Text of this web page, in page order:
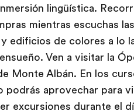
lingüística.
mientras escuchas
edificios de colores a lo
Ven a visitar la
Monte Albán. En los
podrás aprovechar para
excursiones durante el